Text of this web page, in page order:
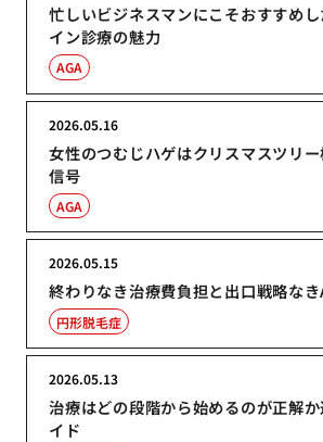
忙しいビジネスマンにこそおすすめ
イン診療の魅力
AGA
女性のつむじハゲはクリスマスツリ
信号
2026.05.16
AGA
終わりなき治療費負担と出口戦略な
2026.05.15
円形脱毛症
治療はどの段階から始めるのが正解
イド
2026.05.13